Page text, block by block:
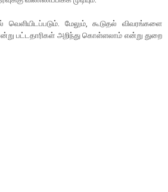
வெளியிடப்படும். மேலும், கூடுதல் விவரங்களை
பட்டதாரிகள் அறிந்து கொள்ளலாம் என்று துறை